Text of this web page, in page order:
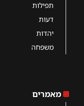
תפילות
דעות
יהדות
משפחה
מאמרים